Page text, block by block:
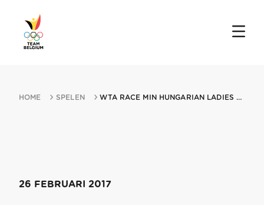
HOME SPELEN WTA RACE MIN HUNGARIAN LADIES OPEN 26022017 BUDAPEST
26 FEBRUARI 2017